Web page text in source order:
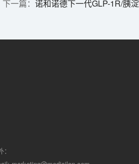
诺和诺德下一代GLP-1R/胰淀素受体激动剂中国获批减肥临床 | 1分钟药闻速览